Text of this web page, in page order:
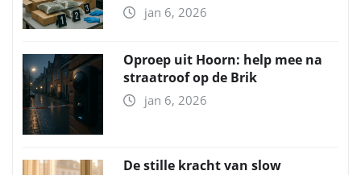
jan 6, 2026
Oproep uit Hoorn: help mee na
straatroof op de Brik
jan 6, 2026
De stille kracht van slow